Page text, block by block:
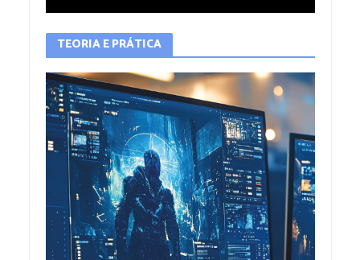
TEORIA E PRÁTICA